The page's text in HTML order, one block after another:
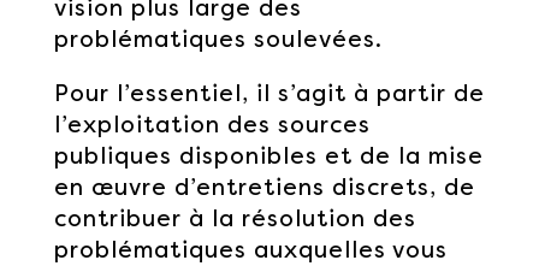
vision plus large des
problématiques soulevées.
Pour l’essentiel, il s’agit à partir de
l’exploitation des sources
publiques disponibles et de la mise
en œuvre d’entretiens discrets, de
contribuer à la résolution des
problématiques auxquelles vous